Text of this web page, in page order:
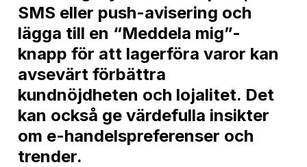
SMS eller push-avisering och
lägga till en “Meddela mig”-
knapp för att lagerföra varor kan
avsevärt förbättra
kundnöjdheten och lojalitet. Det
kan också ge värdefulla insikter
om e-handelspreferenser och
trender.